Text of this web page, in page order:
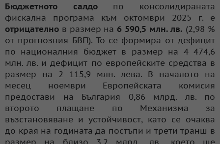
Бюджетното салдопо консолидираната
фискална програма към октомври 2025 г. е
отрицателно в размер на 6 590,5 млн. лв. (2,98 %
от прогнозния БВП). То се формира от дефицит
по националния бюджет в размер на 4 474,6
млн. лв. и дефицит по европейските средства в
размер на 2 115,9 млн. лева. В началото на
месец ноември Европейската комисия
предостави на България 0,86 млрд. лв. по
второто плащане по Механизма за
възстановяване и устойчивост, като се очаква
до края на годината да постъпи и трети транш в